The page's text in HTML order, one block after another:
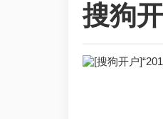
搜狗